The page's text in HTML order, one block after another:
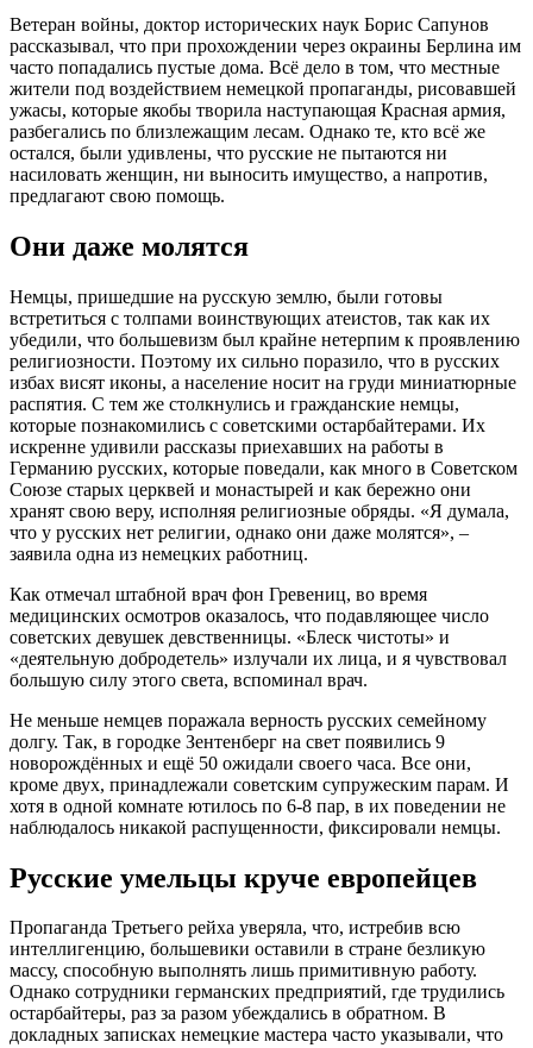
Ветеран войны, доктор исторических наук Борис Сапунов
рассказывал, что при прохождении через окраины Берлина им
часто попадались пустые дома. Всё дело в том, что местные
жители под воздействием немецкой пропаганды, рисовавшей
ужасы, которые якобы творила наступающая Красная армия,
разбегались по близлежащим лесам. Однако те, кто всё же
остался, были удивлены, что русские не пытаются ни
насиловать женщин, ни выносить имущество, а напротив,
предлагают свою помощь.
Они даже молятся
Немцы, пришедшие на русскую землю, были готовы
встретиться с толпами воинствующих атеистов, так как их
убедили, что большевизм был крайне нетерпим к проявлению
религиозности. Поэтому их сильно поразило, что в русских
избах висят иконы, а население носит на груди миниатюрные
распятия. С тем же столкнулись и гражданские немцы,
которые познакомились с советскими остарбайтерами. Их
искренне удивили рассказы приехавших на работы в
Германию русских, которые поведали, как много в Советском
Союзе старых церквей и монастырей и как бережно они
хранят свою веру, исполняя религиозные обряды. «Я думала,
что у русских нет религии, однако они даже молятся», –
заявила одна из немецких работниц.
Как отмечал штабной врач фон Гревениц, во время
медицинских осмотров оказалось, что подавляющее число
советских девушек девственницы. «Блеск чистоты» и
«деятельную добродетель» излучали их лица, и я чувствовал
большую силу этого света, вспоминал врач.
Не меньше немцев поражала верность русских семейному
долгу. Так, в городке Зентенберг на свет появились 9
новорождённых и ещё 50 ожидали своего часа. Все они,
кроме двух, принадлежали советским супружеским парам. И
хотя в одной комнате ютилось по 6-8 пар, в их поведении не
наблюдалось никакой распущенности, фиксировали немцы.
Русские умельцы круче европейцев
Пропаганда Третьего рейха уверяла, что, истребив всю
интеллигенцию, большевики оставили в стране безликую
массу, способную выполнять лишь примитивную работу.
Однако сотрудники германских предприятий, где трудились
остарбайтеры, раз за разом убеждались в обратном. В
докладных записках немецкие мастера часто указывали, что